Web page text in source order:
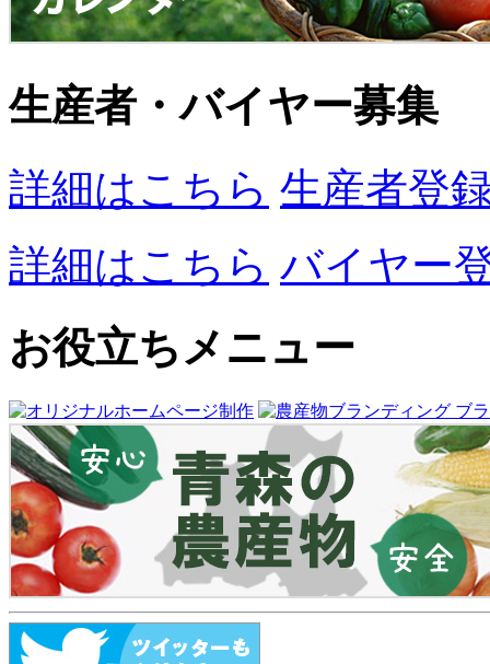
生産者・バイヤー募集
詳細はこちら 生産者登
詳細はこちら バイヤー
お役立ちメニュー